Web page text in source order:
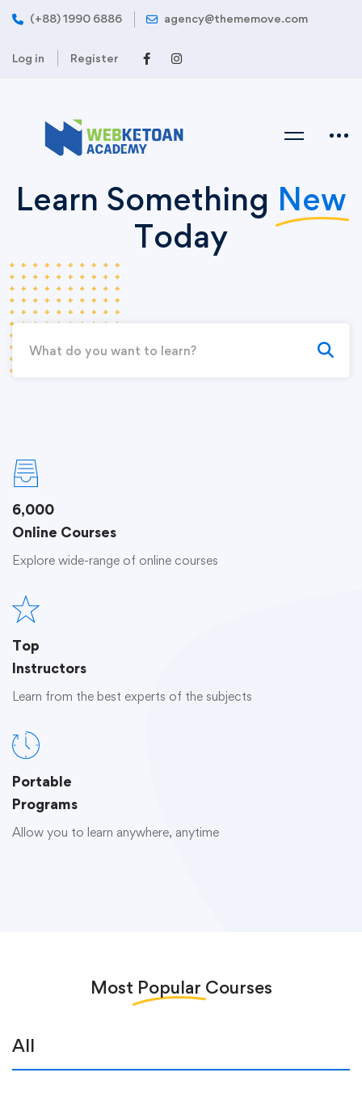
(+88) 1990 6886 agency@thememove.com
Log in Register
Learn Something New
Today
6,000
Online Courses
Explore wide-range of online courses
Top
Instructors
Learn from the best experts of the subjects
Portable
Programs
Allow you to learn anywhere, anytime
Most Popular Courses
All